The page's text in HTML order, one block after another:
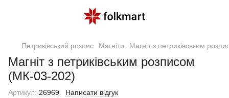
Петриківський розпис Магніти Магніт з петриківським
Магніт з петриківським розписом
(МК-03-202)
Артикул: 26969 Написати відгук